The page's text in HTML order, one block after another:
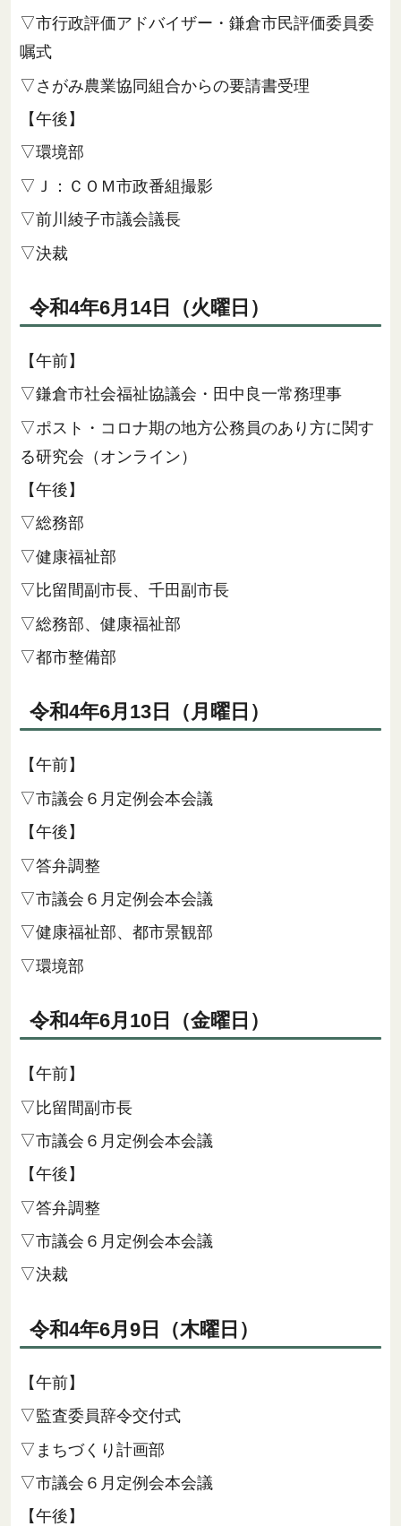
▽市行政評価アドバイザー・鎌倉市民評価委員委
嘱式
▽さがみ農業協同組合からの要請書受理
【午後】
▽環境部
▽Ｊ：ＣＯＭ市政番組撮影
▽前川綾子市議会議長
▽決裁
令和4年6月14日（火曜日）
【午前】
▽鎌倉市社会福祉協議会・田中良一常務理事
▽ポスト・コロナ期の地方公務員のあり方に関す
る研究会（オンライン）
【午後】
▽総務部
▽健康福祉部
▽比留間副市長、千田副市長
▽総務部、健康福祉部
▽都市整備部
令和4年6月13日（月曜日）
【午前】
▽市議会６月定例会本会議
【午後】
▽答弁調整
▽市議会６月定例会本会議
▽健康福祉部、都市景観部
▽環境部
令和4年6月10日（金曜日）
【午前】
▽比留間副市長
▽市議会６月定例会本会議
【午後】
▽答弁調整
▽市議会６月定例会本会議
▽決裁
令和4年6月9日（木曜日）
【午前】
▽監査委員辞令交付式
▽まちづくり計画部
▽市議会６月定例会本会議
【午後】